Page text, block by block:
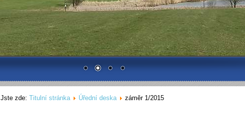
Jste zde: Titulní stránka Úřední deska záměr 1/2015